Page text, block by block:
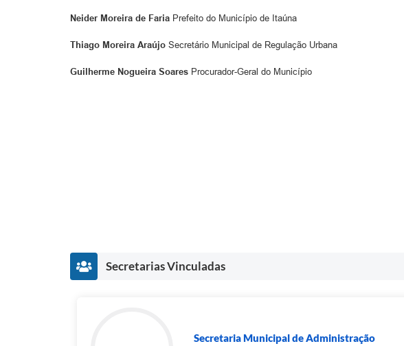
Neider Moreira de Faria Prefeito do Município de Itaúna
Thiago Moreira Araújo Secretário Municipal de Regulação Urbana
Guilherme Nogueira Soares Procurador-Geral do Município
Secretarias Vinculadas
Secretaria Municipal de Administração